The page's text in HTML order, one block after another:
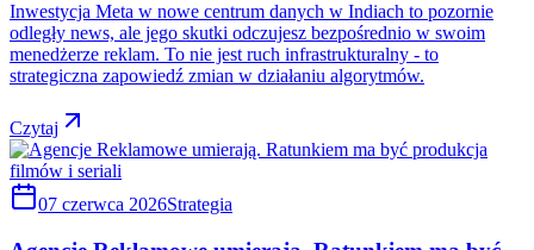
Inwestycja Meta w nowe centrum danych w Indiach to pozornie
odległy news, ale jego skutki odczujesz bezpośrednio w swoim
menedżerze reklam. To nie jest ruch infrastrukturalny - to
strategiczna zapowiedź zmian w działaniu algorytmów.
Czytaj
07 czerwca 2026Strategia